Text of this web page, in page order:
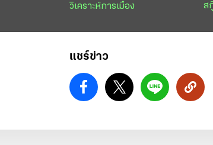
วิเคราะห์การเมือง ส
แชร์ข่าว